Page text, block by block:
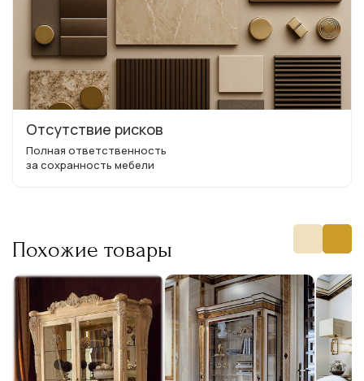
Отсутствие рисков
Полная ответственность
за сохранность мебели
Похожие товары